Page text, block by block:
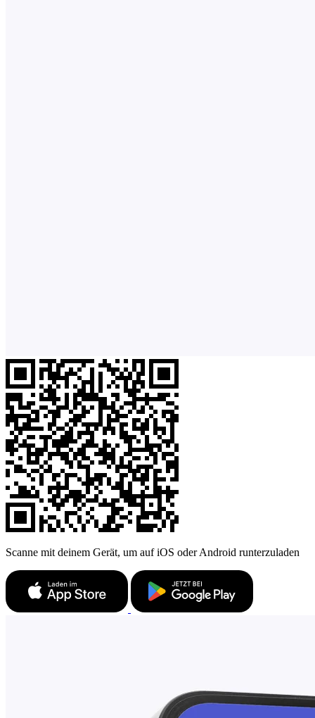
Scanne mit deinem Gerät, um auf iOS oder Android runterzuladen